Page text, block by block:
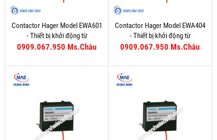
Contactor Hager Model EWA601
- Thiết bị khởi động từ
0909.067.950 Ms.Châu
Contactor Hager Model EWA404
- Thiết bị khởi động từ
0909.067.950 Ms.Châu